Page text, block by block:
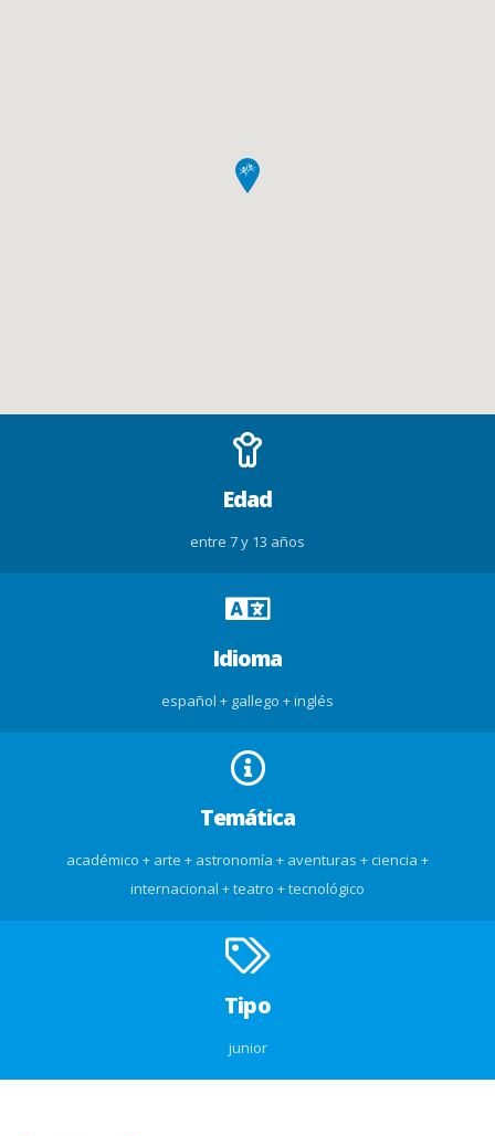
Edad
entre 7 y 13 años
Idioma
español + gallego + inglés
Temática
académico + arte + astronomía + aventuras + ciencia +
internacional + teatro + tecnológico
Tipo
junior